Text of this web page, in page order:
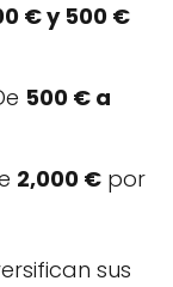
€ y 500 €
500 € a
2,000 € por
sus